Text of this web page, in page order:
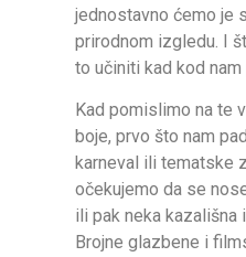
jednostavno ćemo je
prirodnom izgledu. I
to učiniti kad kod nam
Kad pomislimo na te
boje, prvo što nam
karneval ili tematske
očekujemo da se
ili pak neka kazališna
Brojne glazbene i